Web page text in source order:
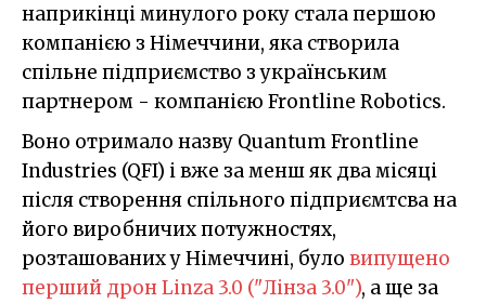
наприкінці минулого року стала першою
компанією з Німеччини, яка створила
спільне підприємство з українським
партнером - компанією Frontline Robotics.
Воно отримало назву Quantum Frontline
Industries (QFI) і вже за менш як два місяці
після створення спільного підприємтсва на
його виробничих потужностях,
розташованих у Німеччині, було випущено
перший дрон Linza 3.0 ("Лінза 3.0"), а ще за